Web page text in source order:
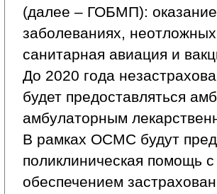
(далее – ГОБМП):
заболеваниях,
санитарная авиация и
До 2020 года
будет предоставляться
амбулаторным
В рамках ОСМС будут
поликлиническая помощь
обеспечением